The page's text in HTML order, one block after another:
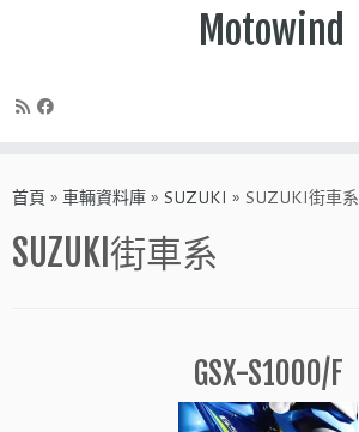
to
Motowind
首頁 » 車輛資料庫 » SUZUKI » SUZUKI街車系
SUZUKI街車系
GSX-S1000/F